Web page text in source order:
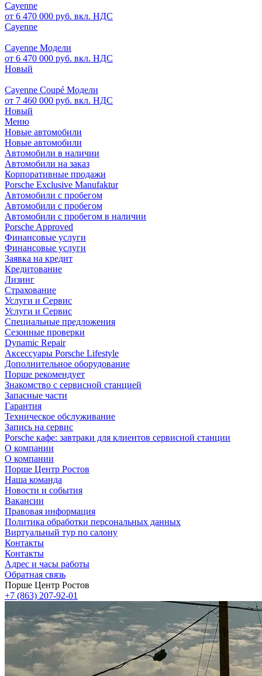
Cayenne
от 6 470 000 руб. вкл. НДС
Cayenne
Cayenne Модели
от 6 470 000 руб. вкл. НДС
Новый
Cayenne Coupé Модели
от 7 460 000 руб. вкл. НДС
Новый
Меню
Новые автомобили
Новые автомобили
Автомобили в наличии
Автомобили на заказ
Корпоративные продажи
Porsche Exclusive Manufaktur
Автомобили с пробегом
Автомобили с пробегом
Автомобили с пробегом в наличии
Porsche Approved
Финансовые услуги
Финансовые услуги
Заявка на кредит
Кредитование
Лизинг
Страхование
Услуги и Сервис
Услуги и Сервис
Специальные предложения
Сезонные проверки
Dynamic Repair
Аксессуары Porsche Lifestyle
Дополнительное оборудование
Порше рекомендует
Знакомство с сервисной станцией
Запасные части
Гарантия
Техническое обслуживание
Запись на сервис
Porsche кафе: завтраки для клиентов сервисной станции
О компании
О компании
Порше Центр Ростов
Наша команда
Новости и события
Вакансии
Правовая информация
Политика обработки персональных данных
Виртуальный тур по салону
Контакты
Контакты
Адрес и часы работы
Обратная связь
Порше Центр Ростов
+7 (863) 207-92-01